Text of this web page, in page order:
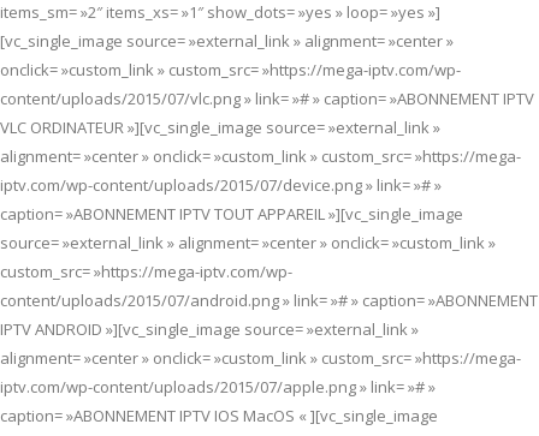
items_sm= »2″ items_xs= »1″ show_dots= »yes » loop= »yes »]
[vc_single_image source= »external_link » alignment= »center »
onclick= »custom_link » custom_src= »https://mega-iptv.com/wp-
content/uploads/2015/07/vlc.png » link= »# » caption= »ABONNEMENT IPTV
VLC ORDINATEUR »][vc_single_image source= »external_link »
alignment= »center » onclick= »custom_link » custom_src= »https://mega-
iptv.com/wp-content/uploads/2015/07/device.png » link= »# »
caption= »ABONNEMENT IPTV TOUT APPAREIL »][vc_single_image
source= »external_link » alignment= »center » onclick= »custom_link »
custom_src= »https://mega-iptv.com/wp-
content/uploads/2015/07/android.png » link= »# » caption= »ABONNEMENT
IPTV ANDROID »][vc_single_image source= »external_link »
alignment= »center » onclick= »custom_link » custom_src= »https://mega-
iptv.com/wp-content/uploads/2015/07/apple.png » link= »# »
caption= »ABONNEMENT IPTV IOS MacOS « ][vc_single_image